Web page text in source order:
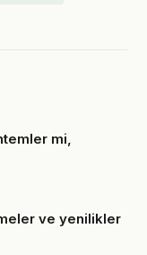
mi,
ve yenilikler